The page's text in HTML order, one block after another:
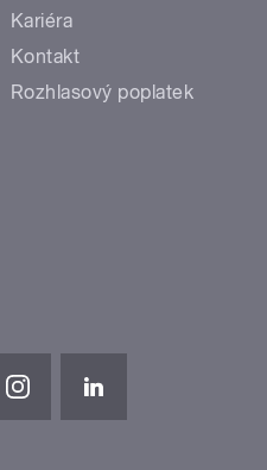
Kariéra
Kontakt
Rozhlasový poplatek